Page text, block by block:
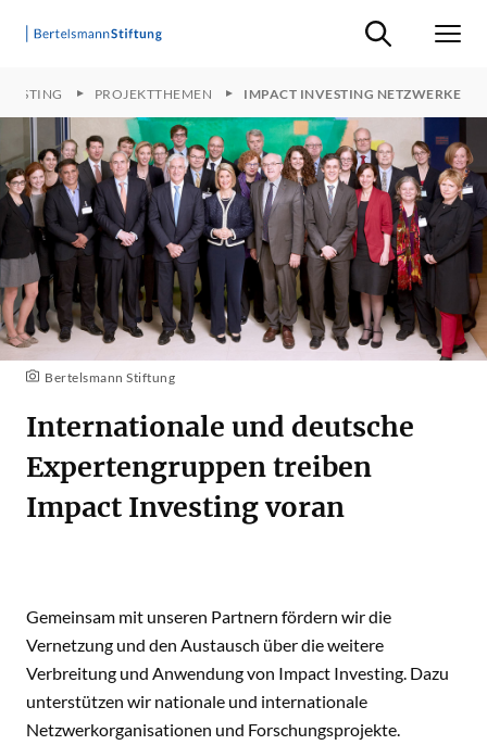
Suche ein-/
PROJEKTTHEMEN IMPACT INVESTING NETZWERKE
Bertelsmann Stiftung
Internationale und deutsche
Expertengruppen treiben
Impact Investing voran
Gemeinsam mit unseren Partnern fördern wir die
Vernetzung und den Austausch über die weitere
Verbreitung und Anwendung von Impact Investing. Dazu
unterstützen wir nationale und internationale
Netzwerkorganisationen und Forschungsprojekte.